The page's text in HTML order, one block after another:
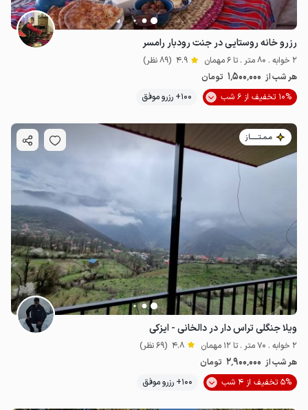
رزرو خانه روستایی در جنت رودبار رامسر
2 خوابه . 80 متر . تا 6 مهمان 4.9 (89 نظر)
هر شب از 1٬500٬000 تومان
10% تخفیف از 6 شب
100+ رزرو موفق
مـمـتــــــاز
ویلا جنگلی تراس دار در دالخانی - ایزکی
2 خوابه . 70 متر . تا 12 مهمان 4.8 (69 نظر)
هر شب از 2٬900٬000 تومان
5% تخفیف از 4 شب
100+ رزرو موفق